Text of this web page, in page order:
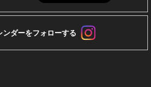
ダーをフォローする